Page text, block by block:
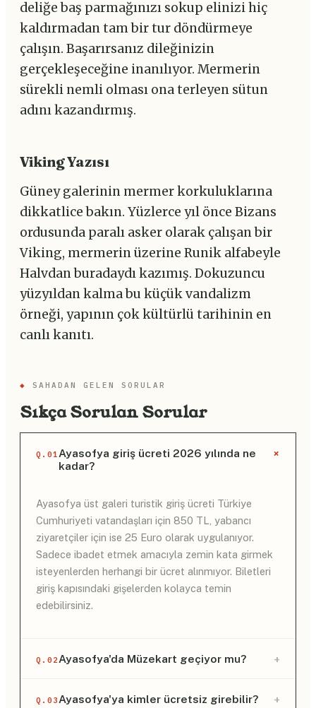
deliğe baş parmağınızı sokup elinizi hiç
kaldırmadan tam bir tur döndürmeye
çalışın. Başarırsanız dileğinizin
gerçekleşeceğine inanılıyor. Mermerin
sürekli nemli olması ona terleyen sütun
adını kazandırmış.
Viking Yazısı
Güney galerinin mermer korkuluklarına
dikkatlice bakın. Yüzlerce yıl önce Bizans
ordusunda paralı asker olarak çalışan bir
Viking, mermerin üzerine Runik alfabeyle
Halvdan buradaydı kazımış. Dokuzuncu
yüzyıldan kalma bu küçük vandalizm
örneği, yapının çok kültürlü tarihinin en
canlı kanıtı.
◆ SAHADAN GELEN SORULAR
Sıkça Sorulan Sorular
Q.01Ayasofya giriş ücreti 2026 yılında ne
kadar?
+
Ayasofya üst galeri turistik giriş ücreti Türkiye
Cumhuriyeti vatandaşları için 850 TL, yabancı
ziyaretçiler için ise 25 Euro olarak uygulanıyor.
Sadece ibadet etmek amacıyla zemin kata girmek
isteyenlerden herhangi bir ücret alınmıyor. Biletleri
giriş kapısındaki gişelerden kolayca temin
edebilirsiniz.
Q.02Ayasofya'da Müzekart geçiyor mu? +
Hayır, Ayasofya'nın turistik ziyarete açık olan üst
Q.03Ayasofya'ya kimler ücretsiz girebilir? +